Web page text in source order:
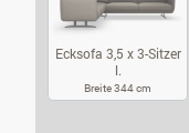
Ecksofa 3,5 x 3-Sitzer
l.
Breite 344 cm